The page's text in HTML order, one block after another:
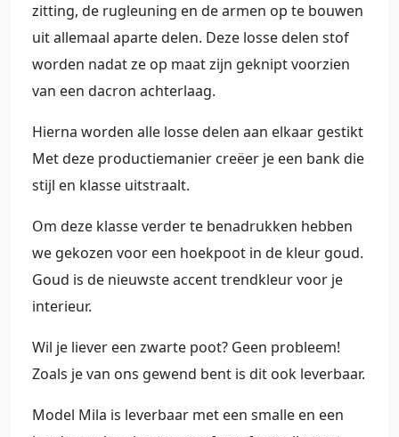
zitting, de rugleuning en de armen op te bouwen
uit allemaal aparte delen. Deze losse delen stof
worden nadat ze op maat zijn geknipt voorzien
van een dacron achterlaag.
Hierna worden alle losse delen aan elkaar gestikt
Met deze productiemanier creëer je een bank die
stijl en klasse uitstraalt.
Om deze klasse verder te benadrukken hebben
we gekozen voor een hoekpoot in de kleur goud.
Goud is de nieuwste accent trendkleur voor je
interieur.
Wil je liever een zwarte poot? Geen probleem!
Zoals je van ons gewend bent is dit ook leverbaar.
Model Mila is leverbaar met een smalle en een